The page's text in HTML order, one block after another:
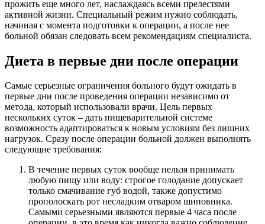
прожить еще много лет, наслаждаясь всеми прелестями
активной жизни. Специальный режим нужно соблюдать,
начиная с момента подготовки к операции, а после нее
больной обязан следовать всем рекомендациям специалиста.
Диета в первые дни после операции
Самые серьезные ограничения больного будут ожидать в
первые дни после проведения операции независимо от
метода, который использовали врачи. Цель первых
нескольких суток – дать пищеварительной системе
возможность адаптироваться к новым условиям без лишних
нагрузок. Сразу после операции больной должен выполнять
следующие требования:
В течение первых суток вообще нельзя принимать
любую пищу или воду: строгое голодание допускает
только смачивание губ водой, также допустимо
прополоскать рот несладким отваром шиповника.
Самыми серьезными являются первые 4 часа после